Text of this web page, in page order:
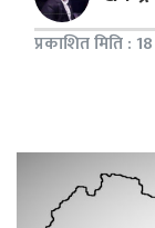
प्रकाशित मिति :